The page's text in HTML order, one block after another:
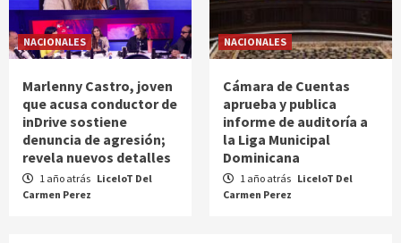
NACIONALES
Marlenny Castro, joven
que acusa conductor de
inDrive sostiene
denuncia de agresión;
revela nuevos detalles
1 año atrás LiceloT Del
Carmen Perez
NACIONALES
Cámara de Cuentas
aprueba y publica
informe de auditoría a
la Liga Municipal
Dominicana
1 año atrás LiceloT Del
Carmen Perez